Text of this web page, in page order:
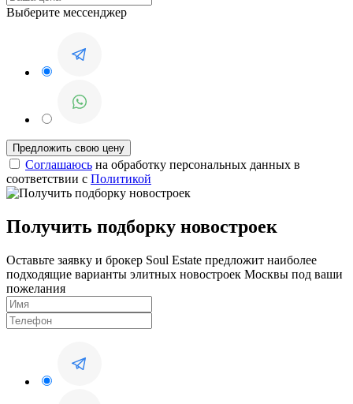
Выберите мессенджер
Соглашаюсь на обработку персональных данных в
соответствии с Политикой
Получить подборку новостроек
Оставьте заявку и брокер Soul Estate предложит наиболее
подходящие варианты элитных новостроек Москвы под ваши
пожелания